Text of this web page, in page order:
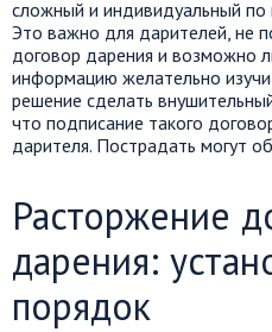
сложный и индивидуальный
Это важно для дарителей, не
договор дарения и возможно
информацию желательно
решение сделать
что подписание такого
дарителя. Пострадать могут
Расторжение
дарения:
порядок